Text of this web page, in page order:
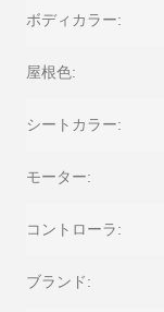
ボディカラー:
屋根色:
シートカラー:
モーター:
コントローラ:
ブランド: